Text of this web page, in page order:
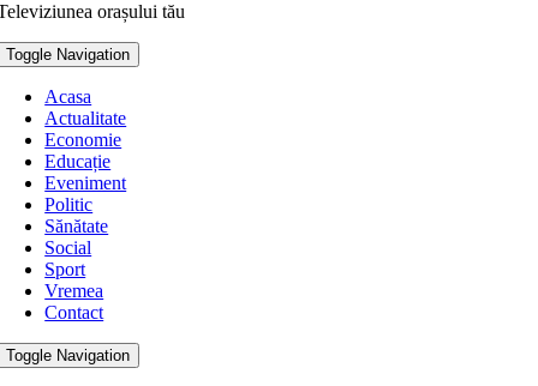
orașului tău
Toggle Navigation
Acasa
Actualitate
Economie
Educație
Eveniment
Politic
Sănătate
Social
Sport
Vremea
Contact
Toggle Navigation